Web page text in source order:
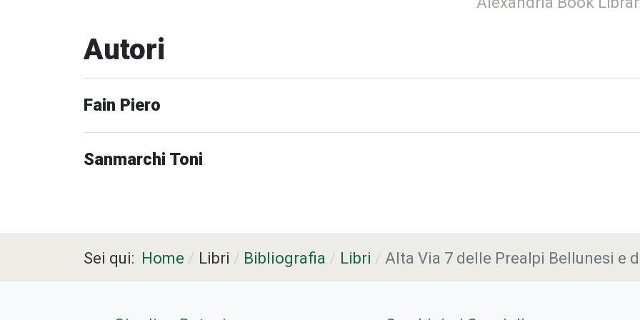
Autori
Fain Piero
Sanmarchi Toni
Sei qui: Home Libri Bibliografia Libri Alta Via 7 delle Prealpi Bellunesi e